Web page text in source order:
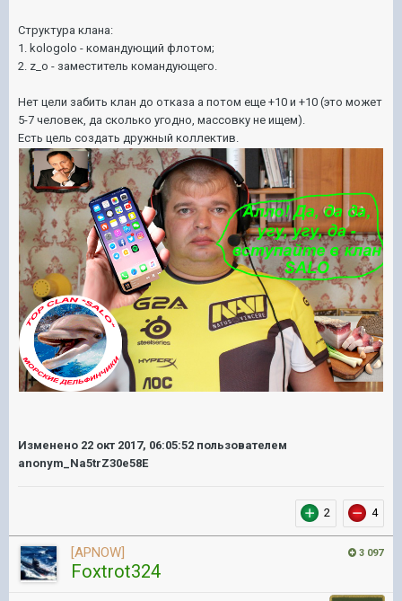
Структура клана:
1. kologolo - командующий флотом;
2. z_o - заместитель командующего.
Нет цели забить клан до отказа а потом еще +10 и +10 (это может
5-7 человек, да сколько угодно, массовку не ищем).
Есть цель создать дружный коллектив.
Изменено 22 окт 2017, 06:05:52 пользователем
anonym_Na5trZ30e58E
2 4
3 097
[APNOW]
Foxtrot324